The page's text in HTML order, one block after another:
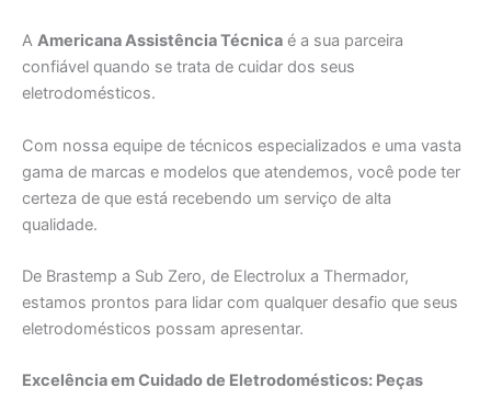
A Americana Assistência Técnica é a sua parceira
confiável quando se trata de cuidar dos seus
eletrodomésticos.
Com nossa equipe de técnicos especializados e uma vasta
gama de marcas e modelos que atendemos, você pode ter
certeza de que está recebendo um serviço de alta
qualidade.
De Brastemp a Sub Zero, de Electrolux a Thermador,
estamos prontos para lidar com qualquer desafio que seus
eletrodomésticos possam apresentar.
Excelência em Cuidado de Eletrodomésticos: Peças